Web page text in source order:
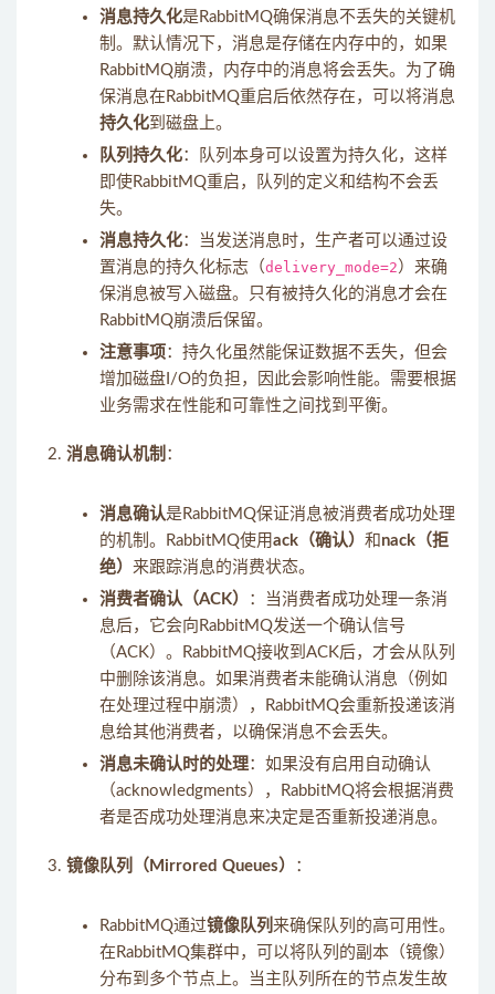
消息持久化是RabbitMQ确保消息不丢失的关键机
制。默认情况下，消息是存储在内存中的，如果
RabbitMQ崩溃，内存中的消息将会丢失。为了确
保消息在RabbitMQ重启后依然存在，可以将消息
持久化到磁盘上。
队列持久化：队列本身可以设置为持久化，这样
即使RabbitMQ重启，队列的定义和结构不会丢
失。
消息持久化：当发送消息时，生产者可以通过设
置消息的持久化标志（delivery_mode=2）来确
保消息被写入磁盘。只有被持久化的消息才会在
RabbitMQ崩溃后保留。
注意事项 ：持久化虽然能保证数据不丢失，但会
增加磁盘I/O的负担，因此会影响性能。需要根据
业务需求在性能和可靠性之间找到平衡。
消息确认机制 ：
消息确认是RabbitMQ保证消息被消费者成功处理
的机制。RabbitMQ使用ack（确认） 和 nack（拒
绝） 来跟踪消息的消费状态。
消费者确认（ACK）
：当消费者成功处理一条消
息后，它会向RabbitMQ发送一个确认信号
（ACK）。RabbitMQ接收到ACK后，才会从队列
中删除该消息。如果消费者未能确认消息（例如
在处理过程中崩溃），RabbitMQ会重新投递该消
息给其他消费者，以确保消息不会丢失。
消息未确认时的处理：如果没有启用自动确认
（acknowledgments），RabbitMQ将会根据消费
者是否成功处理消息来决定是否重新投递消息。
镜像队列（Mirrored Queues） ：
RabbitMQ通过镜像队列 来确保队列的高可用性。
在RabbitMQ集群中，可以将队列的副本（镜像）
分布到多个节点上。当主队列所在的节点发生故